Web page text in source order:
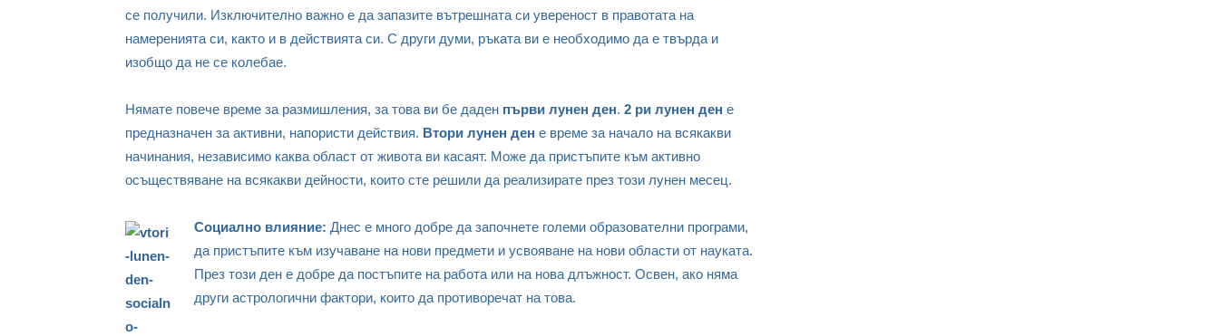
се получили. Изключително важно е да запазите вътрешната си увереност в правотата на
намеренията си, както и в действията си. С други думи, ръката ви е необходимо да е твърда и
изобщо да не се колебае.
Нямате повече време за размишления, за това ви бе даден първи лунен ден. 2 ри лунен ден е
предназначен за активни, напористи действия. Втори лунен ден е време за начало на всякакви
начинания, независимо каква област от живота ви касаят. Може да пристъпите към активно
осъществяване на всякакви дейности, които сте решили да реализирате през този лунен месец.
Социално влияние: Днес е много добре да започнете големи образователни програми,
да пристъпите към изучаване на нови предмети и усвояване на нови области от науката.
През този ден е добре да постъпите на работа или на нова длъжност. Освен, ако няма
други астрологични фактори, които да противоречат на това.